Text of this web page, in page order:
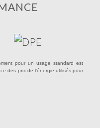
pour un usage standard est
des prix de l'énergie utilisés pour